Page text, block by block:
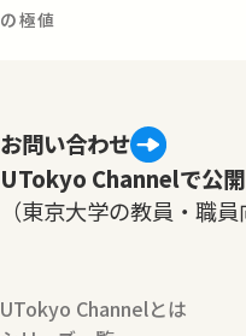
極値
お問い合わせ
UTokyo Channelで公
（東京大学の教員・職員
UTokyo Channelとは